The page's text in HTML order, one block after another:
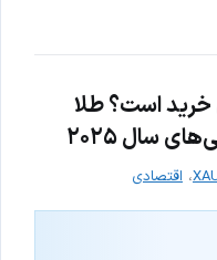
خرید است؟ طلا
سال ۲۰۲۵
، اقتصادی